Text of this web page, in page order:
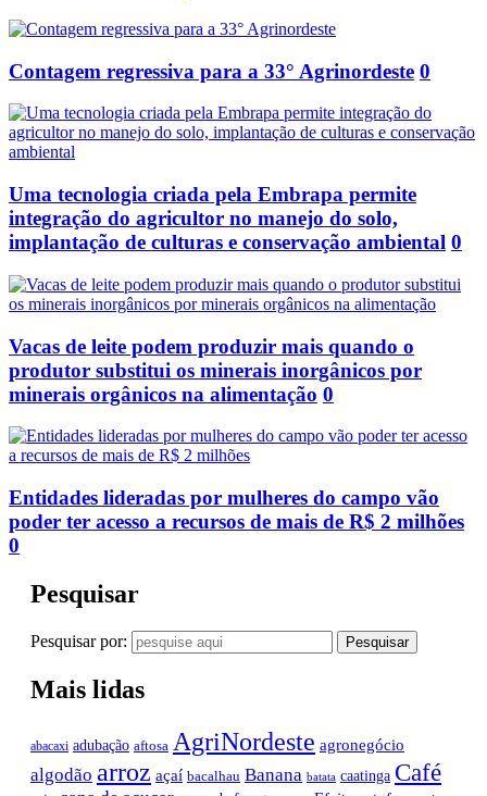
Contagem regressiva para a 33° Agrinordeste 0
Uma tecnologia criada pela Embrapa permite
integração do agricultor no manejo do solo,
implantação de culturas e conservação ambiental 0
Vacas de leite podem produzir mais quando o
produtor substitui os minerais inorgânicos por
minerais orgânicos na alimentação 0
Entidades lideradas por mulheres do campo vão
poder ter acesso a recursos de mais de R$ 2 milhões
0
Pesquisar
Pesquisar por:
Mais lidas
abacaxi adubação aftosa AgriNordeste agronegócio
algodão arroz açaí bacalhau Banana batata caatinga Café